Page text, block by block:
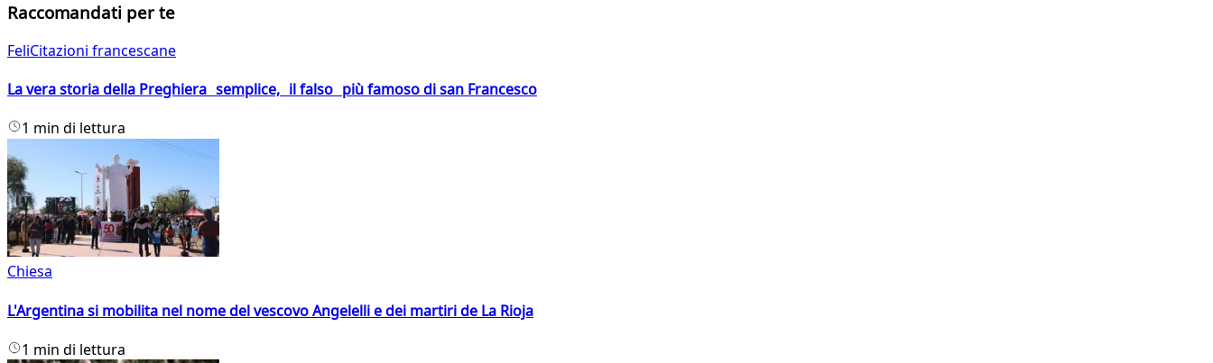
Raccomandati per te
FeliCitazioni francescane
La vera storia della Preghiera semplice, il falso più famoso di san Francesco
1 min di lettura
Chiesa
L'Argentina si mobilita nel nome del vescovo Angelelli e dei martiri de La Rioja
1 min di lettura